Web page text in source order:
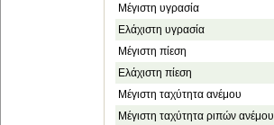
Μέγιστη υγρασία
Ελάχιστη υγρασία
Μέγιστη πίεση
Ελάχιστη πίεση
Μέγιστη ταχύτητα ανέμου
Μέγιστη ταχύτητα ριπών ανέμου